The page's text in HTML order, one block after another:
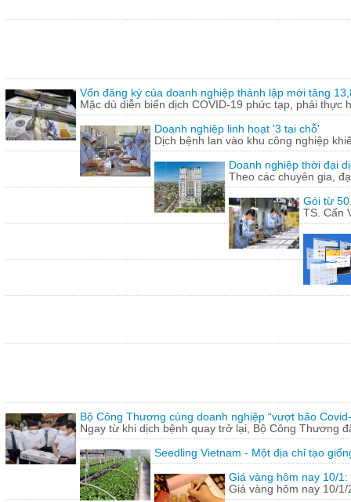
Vốn đăng ký của doanh nghiệp thành lập mới tăng
Mặc dù diễn biến dịch COVID-19 phức tạp, phải thực
Doanh nghiệp linh hoạt '3 tại chỗ'
Dịch bệnh lan vào khu công nghiệp
Doanh nghiệp thời đại
Theo các chuyên gia,
Gói từ
TS. Cấn
Bộ Công Thương cùng doanh nghiệp “vượt bão
Ngay từ khi dịch bệnh quay trở lại, Bộ Công Thương
Seedling Vietnam - Một địa chỉ tạo
Giá vàng hôm nay 10/
Giá vàng hôm nay 10/